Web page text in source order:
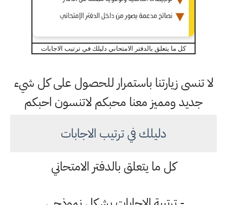
كل ما يتعلق بالدفتر الامتحاني دليلك في ترتيب الاجابات
لا تنسى زيارتنا باستمرار للحصول على كل شيء
جديد ومميز معنا محبكم لاتنسون احبكم
دليلك في ترتيب الاجابات
كل ما يتعلق بالدفتر الامتحاني